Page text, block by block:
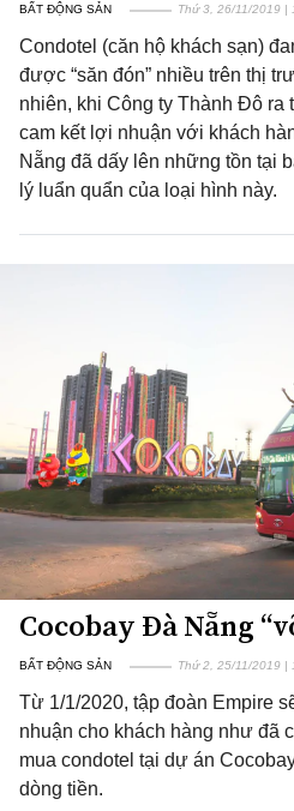
BẤT ĐỘNG SẢN Thứ 3, 26/11/2019 |
Condotel (căn hộ khách sạn)
được “săn đón” nhiều trên thị
nhiên, khi Công ty Thành Đô ra
cam kết lợi nhuận với khách
Nẵng đã dấy lên những tồn tại
lý luẩn quẩn của loại hình này.
Cocobay Đà Nẵng
BẤT ĐỘNG SẢN Thứ 2, 25/11/2019 |
Từ 1/1/2020, tập đoàn Empire
nhuận cho khách hàng như đã
mua condotel tại dự án
dòng tiền.